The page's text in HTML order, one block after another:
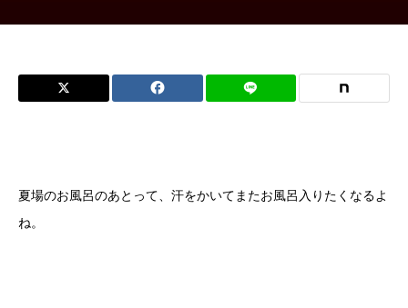
夏場のお風呂のあとって、汗をかいてまたお風呂入りたくなるよ
ね。